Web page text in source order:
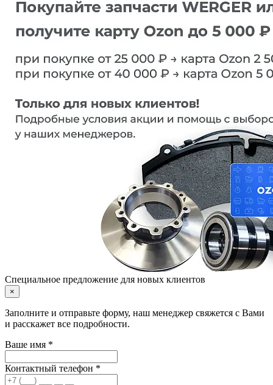
Специальное предложение для новых клиентов
×
Заполните и отправьте форму, наш менеджер свяжется с Вами
и расскажет все подробности.
Ваше имя *
Контактный телефон *